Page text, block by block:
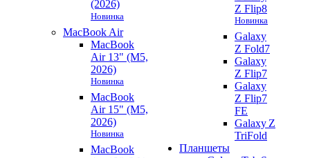
(2026)
Новинка
MacBook Air
MacBook
Air 13" (M5,
2026)
Новинка
MacBook
Air 15" (M5,
2026)
Новинка
MacBook
Z Flip8
Новинка
Galaxy
Z Fold7
Galaxy
Z Flip7
Galaxy
Z Flip7
FE
Galaxy Z
TriFold
Планшеты